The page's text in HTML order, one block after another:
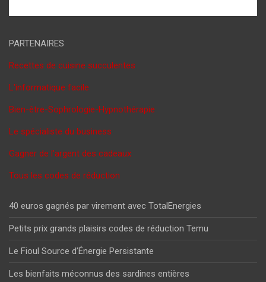
PARTENAIRES
Recettes de cuisine succulentes
L'informatique facile
Bien-être-Sophrologie-Hypnothérapie
Le spécialiste du business
Gagner de l'argent des cadeaux
Tous les codes de réduction
40 euros gagnés par virement avec TotalEnergies
Petits prix grands plaisirs codes de réduction Temu
Le Fioul Source d’Énergie Persistante
Les bienfaits méconnus des sardines entières